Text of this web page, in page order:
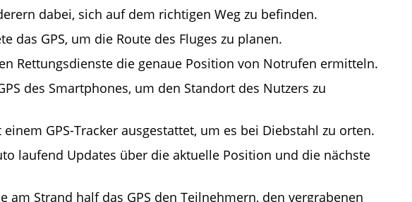
dabei, sich auf dem richtigen Weg zu befinden.
das GPS, um die Route des Fluges zu planen.
Rettungsdienste die genaue Position von Notrufen ermitteln.
des Smartphones, um den Standort des Nutzers zu
GPS-Tracker ausgestattet, um es bei Diebstahl zu orten.
laufend Updates über die aktuelle Position und die nächste
am Strand half das GPS den Teilnehmern, den vergrabenen